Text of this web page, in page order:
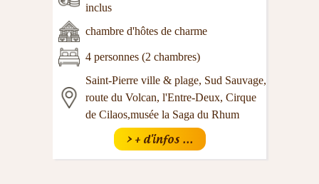
inclus
chambre d'hôtes de charme
4 personnes (2 chambres)
Saint-Pierre ville & plage, Sud Sauvage,
route du Volcan, l'Entre-Deux, Cirque
de Cilaos,musée la Saga du Rhum
> + d'infos ...